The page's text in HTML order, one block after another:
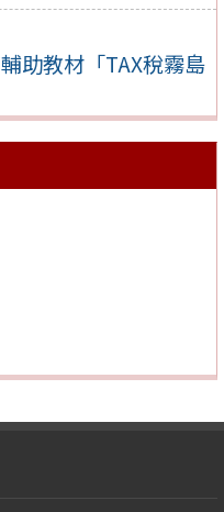
助教材「TAX稅霧島